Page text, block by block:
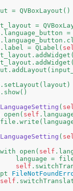
= QVBoxLayout()
=
.language_button =
.label = QLabel(
.setLayout(layout)
.show()
(
open(
self
(
open(
self
language =
self
self